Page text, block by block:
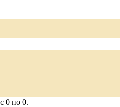
0 по 0.